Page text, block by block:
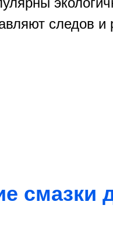
следов
смазки